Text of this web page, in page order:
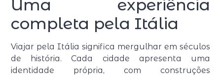
Uma experiência
completa pela Itália
Viajar pela Itália significa mergulhar em séculos
de história. Cada cidade apresenta uma
identidade própria, com construções